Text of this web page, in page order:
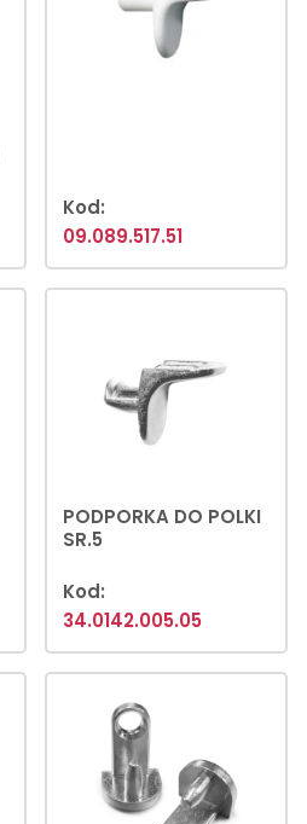
Kod:
09.089.517.51
PODPORKA DO POLKI
SR.5
Kod:
34.0142.005.05